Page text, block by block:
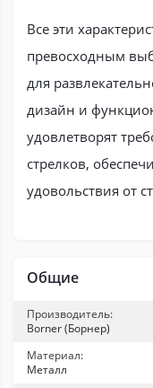
Все эти
превосходным
для
дизайн и
удовлетворят
стрелков,
удовольствия от
Общие
Производитель:
Borner (Борнер)
Материал:
Металл